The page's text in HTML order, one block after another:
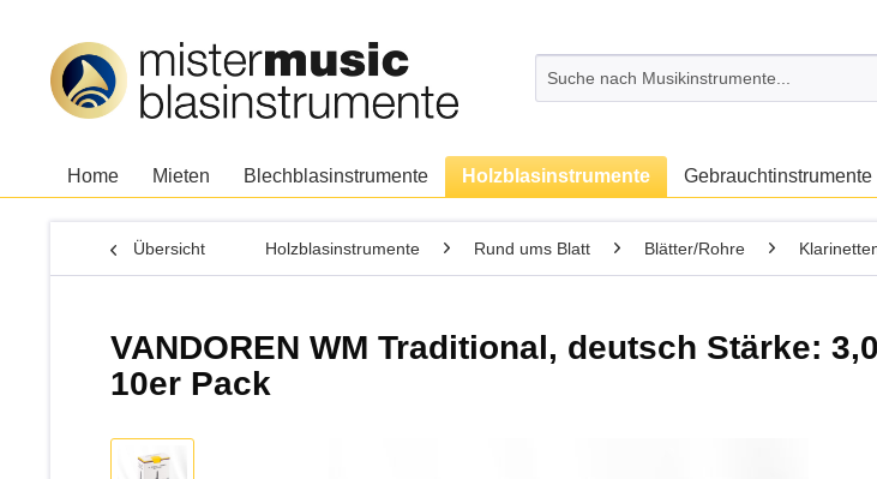
Home Mieten Blechblasinstrumente Holzblasinstrumente Gebrauchtinstrumente
Übersicht Holzblasinstrumente Rund ums Blatt Blätter/Rohre
VANDOREN WM Traditional, deutsch Stärke:
10er Pack